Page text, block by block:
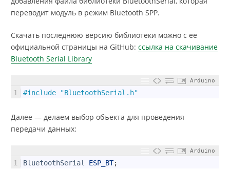
переводит модуль в режим Bluetooth SPP.
Скачать последнюю версию библиотеки можно с ее
официальной страницы на GitHub: ссылка на скачивание
Bluetooth Serial Library
Arduino
1 #include "BluetoothSerial.h"
Далее — делаем выбор объекта для проведения
передачи данных:
Arduino
1 BluetoothSerial ESP_BT;